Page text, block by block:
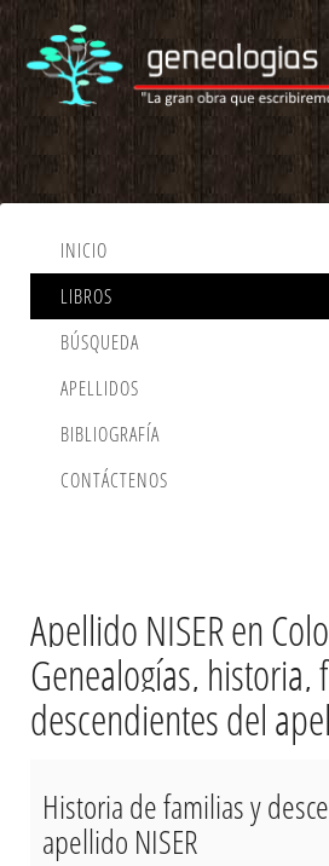
INICIO
LIBROS
BÚSQUEDA
APELLIDOS
BIBLIOGRAFÍA
CONTÁCTENOS
Apellido NISER en
Genealogías, historia,
descendientes del
Historia de familias y
apellido NISER